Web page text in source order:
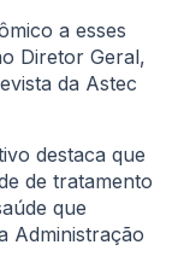
a esses
Diretor Geral,
da Astec
destaca que
de tratamento
que
Administração